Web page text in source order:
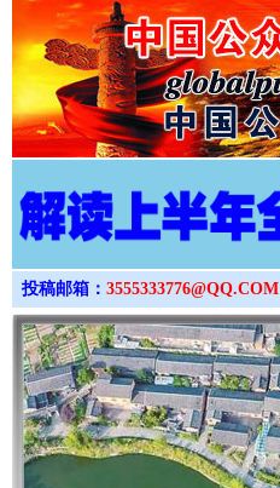
投稿邮箱： 3555333776@QQ.COM